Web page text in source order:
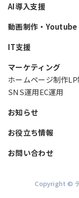
AI導入支援
動画制作・Youtube
IT支援
マーケティング
ホームページ制作
SNS運用EC運用
お知らせ
お役立ち情報
お問い合わせ
Copyright ©